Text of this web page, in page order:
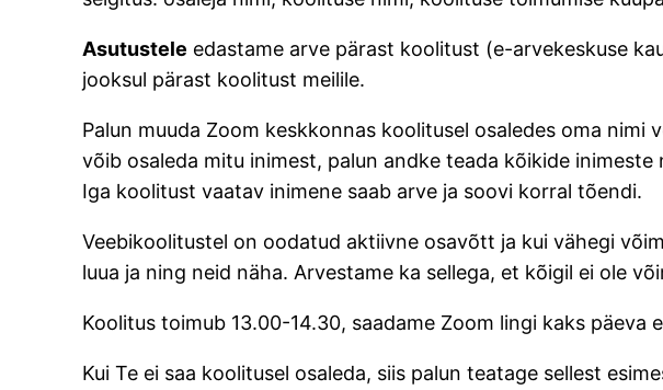
Asutustele edastame arve pärast koolitust (e-arvekeskuse
jooksul pärast koolitust meilile.
Palun muuda Zoom keskkonnas koolitusel osaledes oma
võib osaleda mitu inimest, palun andke teada kõikide
Iga koolitust vaatav inimene saab arve ja soovi korral tõendi.
Veebikoolitustel on oodatud aktiivne osavõtt ja kui vähegi
luua ja ning neid näha. Arvestame ka sellega, et kõigil ei ole
Koolitus toimub 13.00-14.30, saadame Zoom lingi kaks päeva
Kui Te ei saa koolitusel osaleda, siis palun teatage sellest